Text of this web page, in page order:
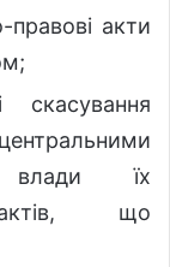
акти
скасування
влади їх
актів, що